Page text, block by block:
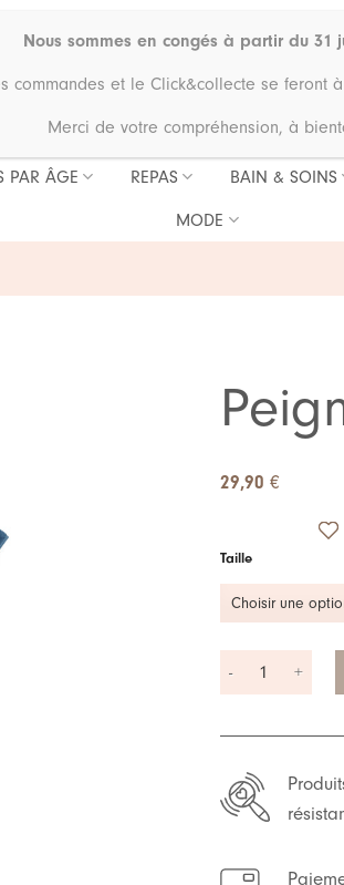
PAR ÂGE REPAS BAIN & SOINS
MODE
29,90 €
Taille
quantité de
Nous sommes en congés à partir du 31
commandes et le Click&collecte se feront
Merci de votre compréhension, à